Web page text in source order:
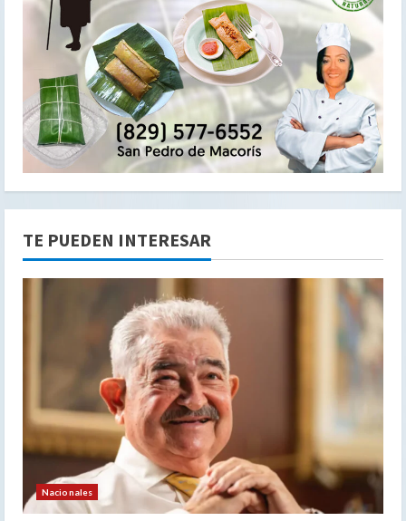
TE PUEDEN INTERESAR
Nacionales